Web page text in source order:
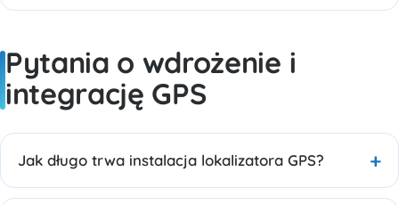
Pytania o wdrożenie i
integrację GPS
Jak długo trwa instalacja lokalizatora GPS?